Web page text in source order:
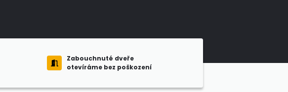
Zabouchnuté dveře
otevíráme bez poškození